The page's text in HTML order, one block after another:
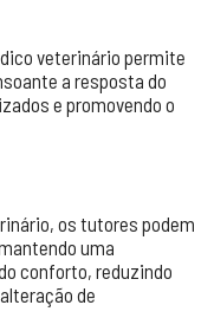
veterinário permite
a resposta do
e promovendo o
os tutores podem
uma
conforto, reduzindo
de